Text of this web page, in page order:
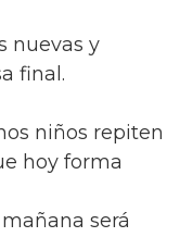
nuevas y
final.
niños repiten
hoy forma
será